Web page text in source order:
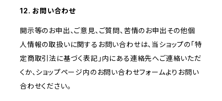
12. お問い合わせ
開示等のお申出、ご意見、ご質問、苦情のお申出その他個
人情報の取扱いに関するお問い合わせは、当ショップの「特
定商取引法に基づく表記」内にある連絡先へご連絡いただ
くか、ショップページ内のお問い合わせフォームよりお問い
合わせください。